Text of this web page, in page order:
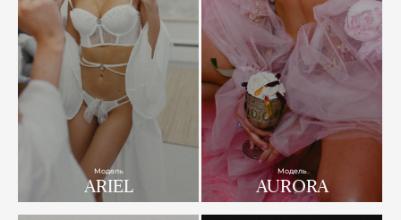
Модель
ARIЕL
Модель
AURORA